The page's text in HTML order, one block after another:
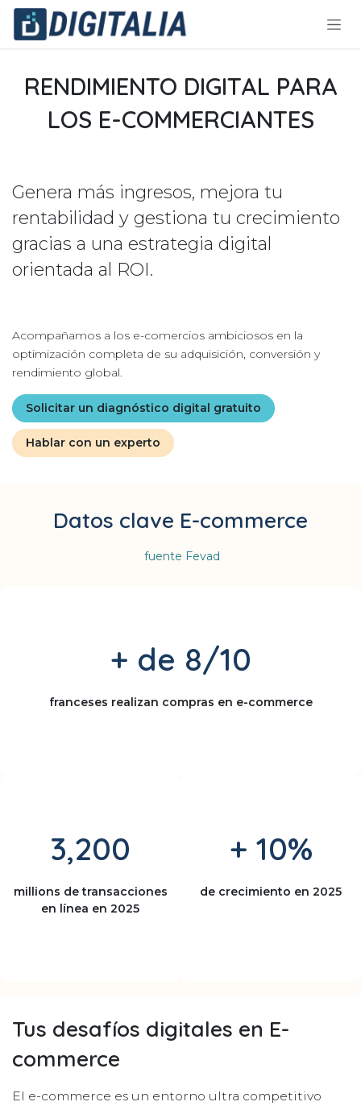
Ir al contenido
RENDIMIENTO DIGITAL PARA
LOS E-COMMERCIANTES
Genera más ingresos, mejora tu
rentabilidad y gestiona tu crecimiento
gracias a una estrategia digital
orientada al ROI.
Acompañamos a los e-comercios ambiciosos en la
optimización completa de su adquisición, conversión y
rendimiento global.
Solicitar un diagnóstico digital gratuito
Hablar con un experto
Datos clave E-commerce
fuente Fevad
+ de 8/10
franceses realizan compras en e-commerce
3,200
millions de transacciones
en línea en 2025
+ 10%
de crecimiento en 2025
Tus desafíos digitales en E-
commerce
El e-commerce es un entorno ultra competitivo